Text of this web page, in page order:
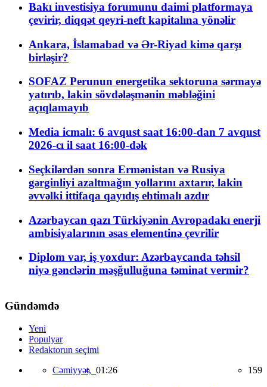
Bakı investisiya forumunu daimi platformaya
çevirir, diqqət qeyri-neft kapitalına yönəlir
Ankara, İslamabad və Ər-Riyad kimə qarşı
birləşir?
SOFAZ Perunun energetika sektoruna sərmayə
yatırıb, lakin sövdələşmənin məbləğini
açıqlamayıb
Media icmalı: 6 avqust saat 16:00-dan 7 avqust
2026-cı il saat 16:00-dək
Seçkilərdən sonra Ermənistan və Rusiya
gərginliyi azaltmağın yollarını axtarır, lakin
əvvəlki ittifaqa qayıdış ehtimalı azdır
Azərbaycan qazı Türkiyənin Avropadakı enerji
ambisiyalarının əsas elementinə çevrilir
Diplom var, iş yoxdur: Azərbaycanda təhsil
niyə gənclərin məşğulluğuna təminat vermir?
Gündəmdə
Yeni
Populyar
Redaktorun seçimi
Cəmiyyət, 01:26 159